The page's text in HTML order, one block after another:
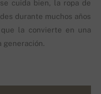
cuida bien, la ropa de
durante muchos años
la convierte en una
generación.